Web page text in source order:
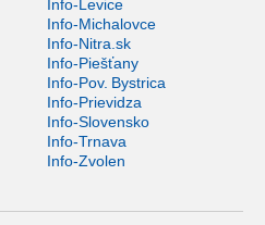
Info-Levice
Info-Michalovce
Info-Nitra.sk
Info-Piešťany
Info-Pov. Bystrica
Info-Prievidza
Info-Slovensko
Info-Trnava
Info-Zvolen